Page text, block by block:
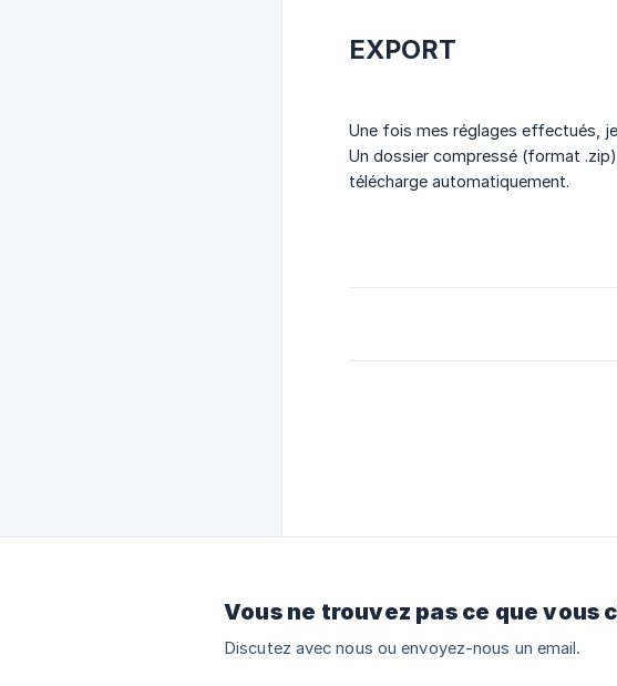
EXPORT
Une fois mes réglages effectués,
Un dossier compressé (format
télécharge automatiquement.
Vous ne trouvez pas ce que vous
Discutez avec nous ou envoyez-nous un email.